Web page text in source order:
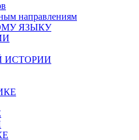
направлениям
ЯЗЫКУ
ИСТОРИИ